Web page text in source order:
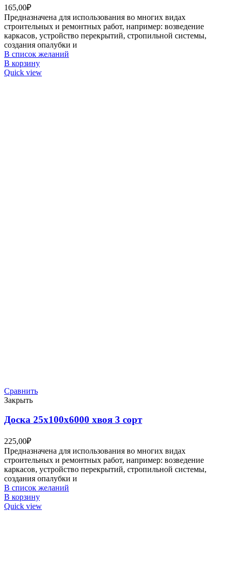
165,00₽
Предназначена для использования во многих видах
строительных и ремонтных работ, например: возведение
каркасов, устройство перекрытий, стропильной системы,
создания опалубки и
В список желаний
В корзину
Quick view
Сравнить
Закрыть
Доска 25х100х6000 хвоя 3 сорт
225,00₽
Предназначена для использования во многих видах
строительных и ремонтных работ, например: возведение
каркасов, устройство перекрытий, стропильной системы,
создания опалубки и
В список желаний
В корзину
Quick view